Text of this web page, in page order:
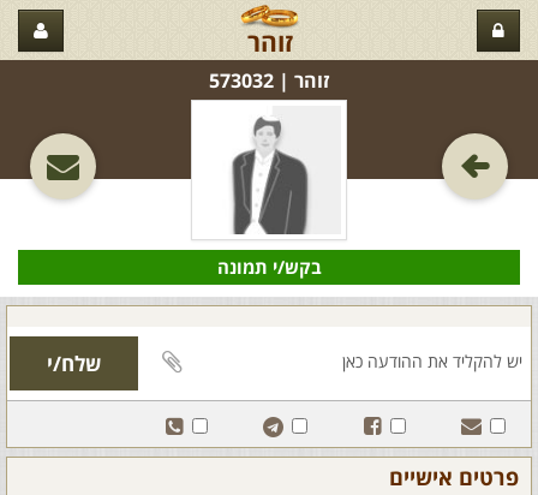
זוהר
זוהר‏ | 573032
בקש/י תמונה
פרטים אישיים